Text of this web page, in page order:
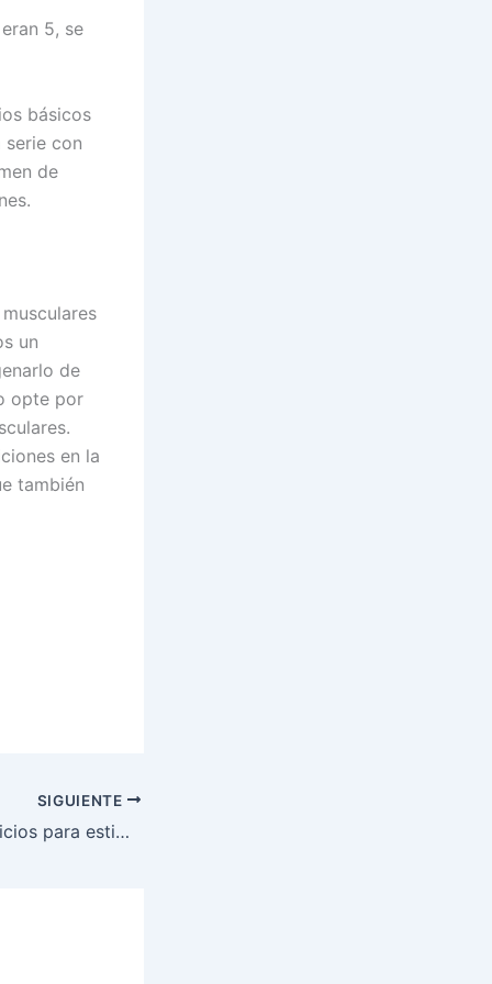
5, se
básicos
serie con
de
un
de
opte por
en la
también
SIGUIENTE
Los mejores ejercicios para estimular a las fibras musculares